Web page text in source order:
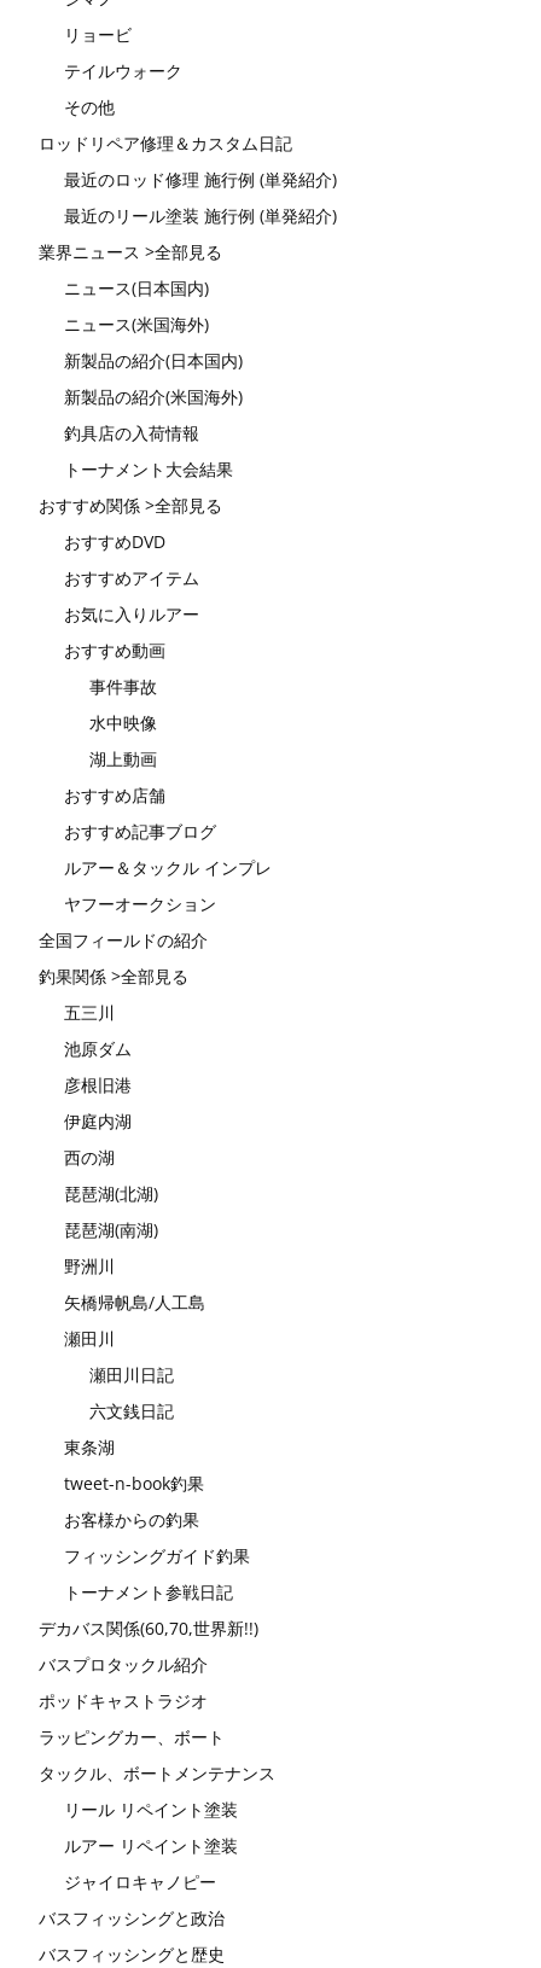
リョービ
テイルウォーク
その他
ロッドリペア修理＆カスタム日記
最近のロッド修理 施行例 (単発紹介)
最近のリール塗装 施行例 (単発紹介)
業界ニュース >全部見る
ニュース(日本国内)
ニュース(米国海外)
新製品の紹介(日本国内)
新製品の紹介(米国海外)
釣具店の入荷情報
トーナメント大会結果
おすすめ関係 >全部見る
おすすめDVD
おすすめアイテム
お気に入りルアー
おすすめ動画
事件事故
水中映像
湖上動画
おすすめ店舗
おすすめ記事ブログ
ルアー＆タックル インプレ
ヤフーオークション
全国フィールドの紹介
釣果関係 >全部見る
五三川
池原ダム
彦根旧港
伊庭内湖
西の湖
琵琶湖(北湖)
琵琶湖(南湖)
野洲川
矢橋帰帆島/人工島
瀬田川
瀬田川日記
六文銭日記
東条湖
tweet-n-book釣果
お客様からの釣果
フィッシングガイド釣果
トーナメント参戦日記
デカバス関係(60,70,世界新!!)
バスプロタックル紹介
ポッドキャストラジオ
ラッピングカー、ボート
タックル、ボートメンテナンス
リール リペイント塗装
ルアー リペイント塗装
ジャイロキャノピー
バスフィッシングと政治
バスフィッシングと歴史